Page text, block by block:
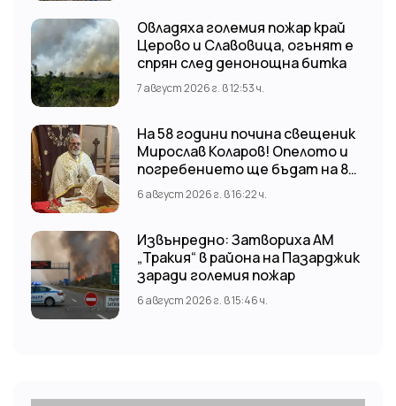
Овладяха големия пожар край
Церово и Славовица, огънят е
спрян след денонощна битка
7 август 2026 г. в 12:53 ч.
На 58 години почина свещеник
Мирослав Коларов! Опелото и
погребението ще бъдат на 8
август (събота) от 11:00 часа в
храм “Св. Св. Козма и Дамян”, гр.
6 август 2026 г. в 16:22 ч.
Извънредно: Затвориха АМ
„Тракия“ в района на Пазарджик
заради големия пожар
6 август 2026 г. в 15:46 ч.